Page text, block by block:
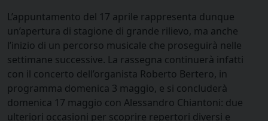
L’appuntamento del 17 aprile rappresenta dunque
un’apertura di stagione di grande rilievo, ma anche
l’inizio di un percorso musicale che proseguirà nelle
settimane successive. La rassegna continuerà infatti
con il concerto dell’organista Roberto Bertero, in
programma domenica 3 maggio, e si concluderà
domenica 17 maggio con Alessandro Chiantoni: due
ulteriori occasioni per scoprire repertori diversi e